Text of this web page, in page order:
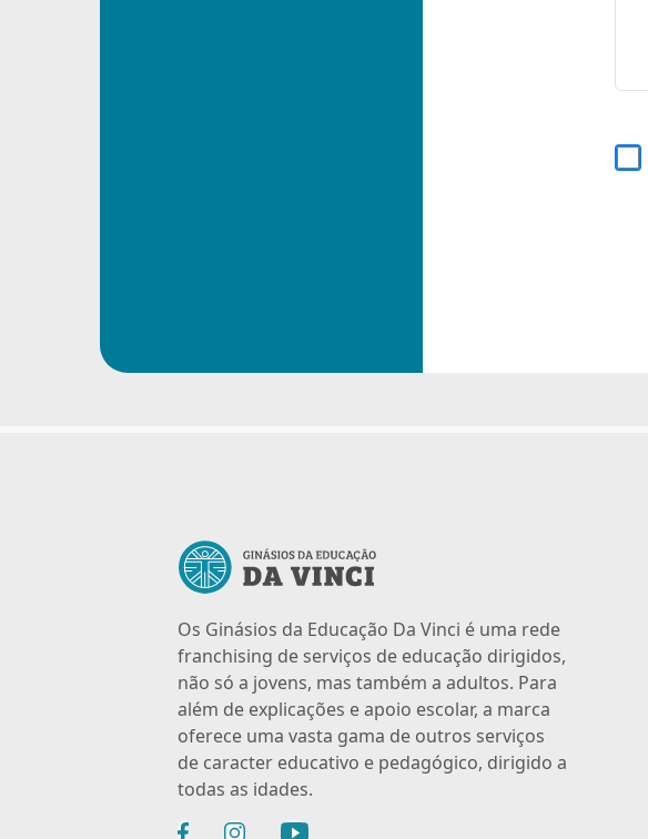
Os Ginásios da Educação Da Vinci é uma rede
franchising de serviços de educação dirigidos,
não só a jovens, mas também a adultos. Para
além de explicações e apoio escolar, a marca
oferece uma vasta gama de outros serviços
de caracter educativo e pedagógico, dirigido a
todas as idades.